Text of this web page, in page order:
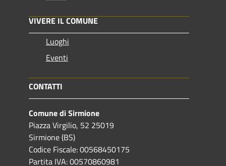
VIVERE IL COMUNE
Luoghi
Eventi
CONTATTI
Comune di Sirmione
Piazza Virgilio, 52 25019
Sirmione (BS)
Codice Fiscale: 00568450175
Partita IVA: 00570860981